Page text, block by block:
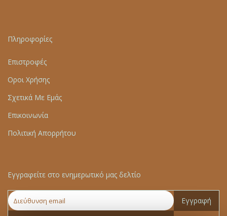
Πληροφορίες
Επιστροφές
Οροι Χρήσης
Σχετικά Με Εμάς
Επικοινωνία
Πολιτική Απορρήτου
Εγγραφείτε στο ενημερωτικό μας δελτίο
Εγγραφή